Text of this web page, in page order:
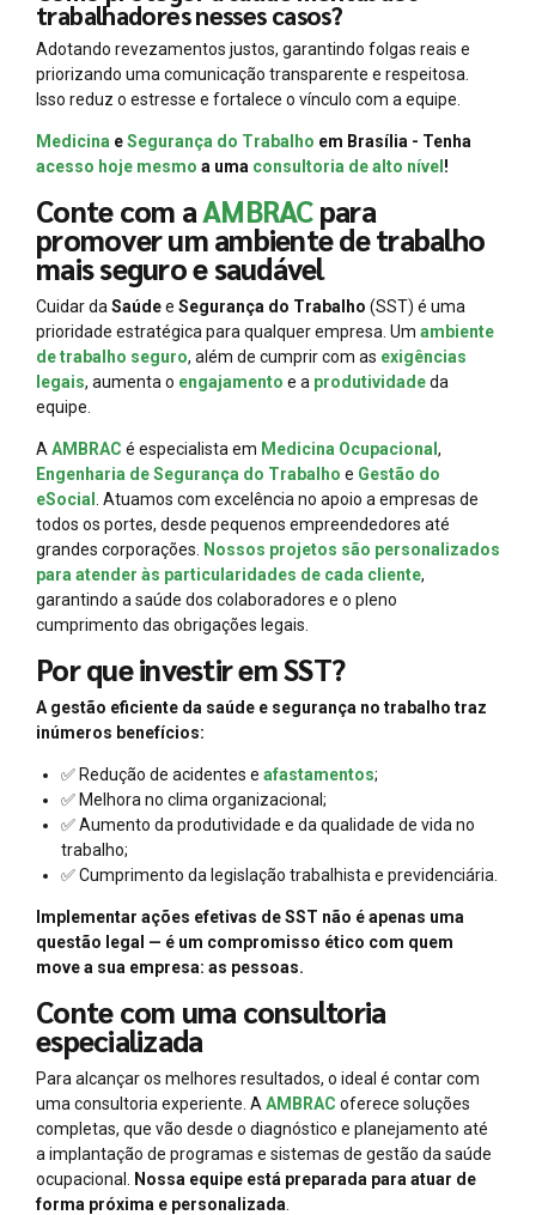
trabalhadores nesses casos?
Adotando revezamentos justos, garantindo folgas reais e
priorizando uma comunicação transparente e respeitosa.
Isso reduz o estresse e fortalece o vínculo com a equipe.
Medicina eSegurança do Trabalho em Brasília - Tenha
acesso hoje mesmo a uma consultoria de alto nível !
Conte com aAMBRACpara
promover um ambiente de trabalho
mais seguro e saudável
Cuidar da Saúdee Segurança do Trabalho (SST) é uma
prioridade estratégica para qualquer empresa. Um ambiente
de trabalho seguro, além de cumprir com as exigências
legais, aumenta o engajamento e a produtividadeda
equipe.
A AMBRAC é especialista em Medicina Ocupacional ,
Engenharia de Segurança do Trabalho e Gestão do
eSocial
. Atuamos com excelência no apoio a empresas de
todos os portes, desde pequenos empreendedores até
grandes corporações.
Nossos projetos são personalizados
para atender às particularidades de cada cliente,
garantindo a saúde dos colaboradores e o pleno
cumprimento das obrigações legais.
Por que investir em SST?
A gestão eficiente da saúde e segurança no trabalho traz
inúmeros benefícios:
✅ Redução de acidentes e afastamentos;
✅ Melhora no clima organizacional;
✅ Aumento da produtividade e da qualidade de vida no
trabalho;
✅ Cumprimento da legislação trabalhista e previdenciária.
Implementar ações efetivas de SST não é apenas uma
questão legal — é um compromisso ético com quem
move a sua empresa: as pessoas.
Conte com uma consultoria
especializada
Para alcançar os melhores resultados, o ideal é contar com
uma consultoria experiente. A AMBRAC oferece soluções
completas, que vão desde o diagnóstico e planejamento até
a implantação de programas e sistemas de gestão da saúde
ocupacional. Nossa equipe está preparada para atuar de
forma próxima e personalizada